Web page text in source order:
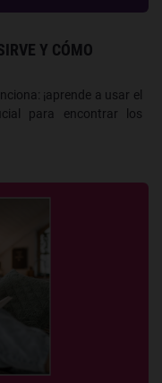
Y CÓMO
¡aprende a usar el
para encontrar los